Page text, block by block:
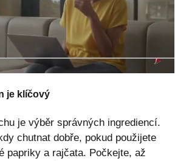
je klíčový
je výběr správných ingrediencí.
chutnat dobře, pokud použijete
papriky a rajčata. Počkejte, až